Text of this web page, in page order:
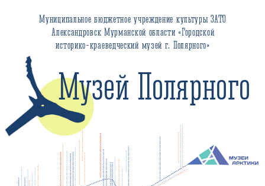
Муниципальное бюджетное учреждение культуры ЗАТО
Александровск Мурманской области «Городской
историко-краеведческий музей г. Полярного»